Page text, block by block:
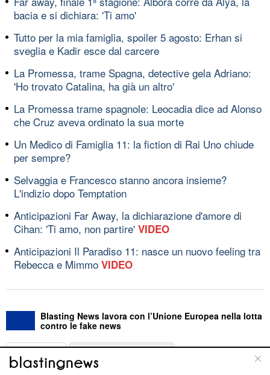
bacia e si dichiara: 'Ti amo'
Tutto per la mia famiglia, spoiler 5 agosto: Erhan si
sveglia e Kadir esce dal carcere
La Promessa, trame Spagna, detective gela Adriano:
'Ho trovato Catalina, ha già un altro'
La Promessa trame spagnole: Leocadia dice ad Alonso
che Cruz aveva ordinato la sua morte
Un Medico di Famiglia 11: la fiction di Rai Uno chiude
per sempre?
Selvaggia e Francesco stanno ancora insieme?
L'indizio dopo Temptation
Anticipazioni Far Away, la dichiarazione d'amore di
Cihan: 'Ti amo, non partire' VIDEO
Anticipazioni Il Paradiso 11: nasce un nuovo feeling tra
Rebecca e Mimmo VIDEO
Blasting News lavora con l’Unione Europea nella lotta
contro le fake news
ABOUT